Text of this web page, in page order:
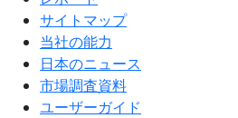
サイトマップ
当社の能力
日本のニュース
市場調査資料
ユーザーガイド